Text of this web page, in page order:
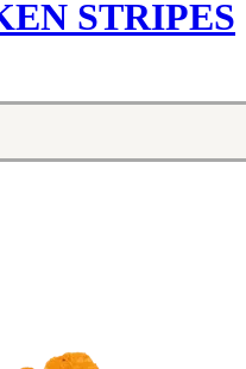
STRIPES